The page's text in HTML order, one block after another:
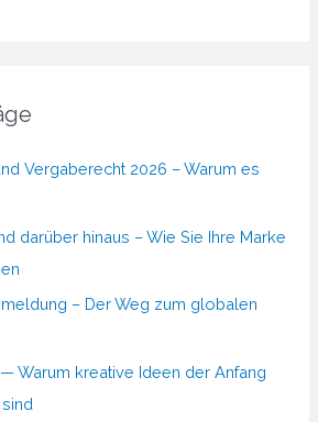
Vergaberecht 2026 – Warum es
darüber hinaus – Wie Sie Ihre Marke
– Der Weg zum globalen
Warum kreative Ideen der Anfang